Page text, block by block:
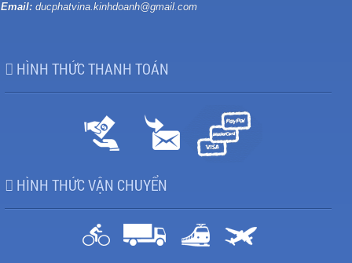
Email: ducphatvina.kinhdoanh@gmail.com
HÌNH THỨC THANH TOÁN
HÌNH THỨC VẬN CHUYỂN